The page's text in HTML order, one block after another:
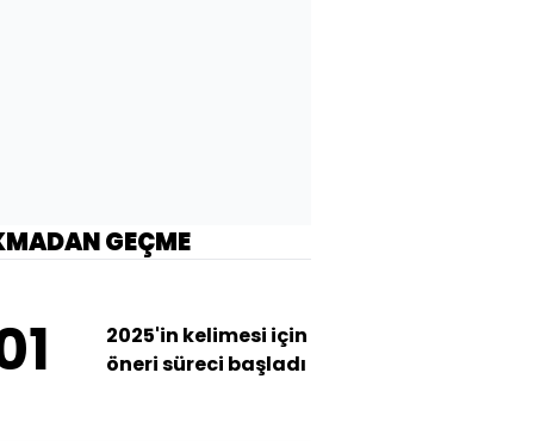
GEÇME
2025'in kelimesi için
öneri süreci başladı